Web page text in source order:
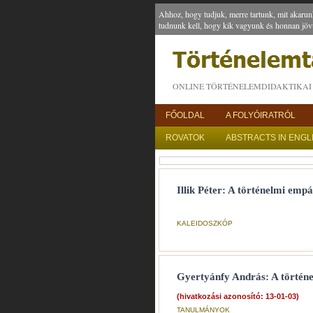
Ahhoz, hogy tudjuk, merre tartunk, mit
tudnunk kell, hogy kik vagyunk és honnan
ONLINE TÖRTÉNELEMDIDAKTIKAI
FŐOLDAL A FOLYÓIRATRÓL
ROVATOK ABSTRACTS IN
Illik Péter: A történelmi
KALEIDOSZKÓP
Gyertyánfy András: A
(hivatkozási azonosító: 13-01-03)
TANULMÁNYOK